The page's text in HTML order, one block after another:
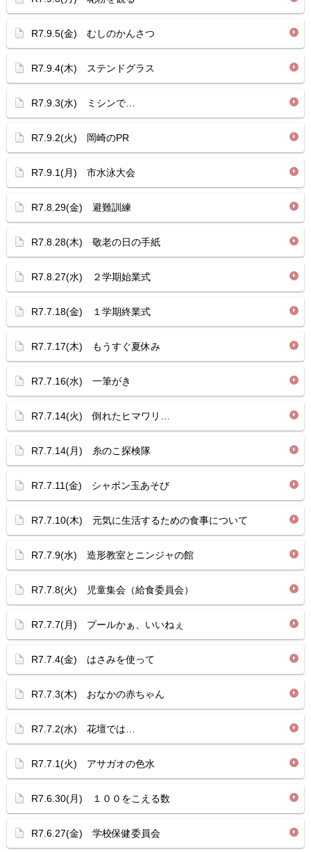
R7.9.5(金) むしのかんさつ
R7.9.4(木) ステンドグラス
R7.9.3(水) ミシンで…
R7.9.2(火) 岡崎のPR
R7.9.1(月) 市水泳大会
R7.8.29(金) 避難訓練
R7.8.28(木) 敬老の日の手紙
R7.8.27(水) ２学期始業式
R7.7.18(金) １学期終業式
R7.7.17(木) もうすぐ夏休み
R7.7.16(水) 一筆がき
R7.7.14(火) 倒れたヒマワリ…
R7.7.14(月) 糸のこ探検隊
R7.7.11(金) シャボン玉あそび
R7.7.10(木) 元気に生活するための食事について
R7.7.9(水) 造形教室とニンジャの館
R7.7.8(火) 児童集会（給食委員会）
R7.7.7(月) プールかぁ、いいねぇ
R7.7.4(金) はさみを使って
R7.7.3(木) おなかの赤ちゃん
R7.7.2(水) 花壇では…
R7.7.1(火) アサガオの色水
R7.6.30(月) １００をこえる数
R7.6.27(金) 学校保健委員会